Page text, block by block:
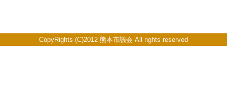
CopyRights (C)2012 熊本市議会 All rights reserved